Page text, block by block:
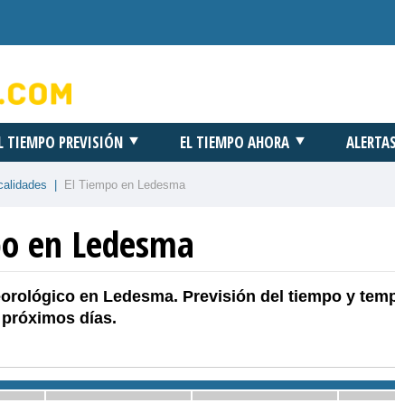
TIEMPO PREVISIÓN EL TIEMPO AHORA ALERTAS
El Tiempo en Ledesma
en Ledesma
en Ledesma. Previsión del tiempo y
días.